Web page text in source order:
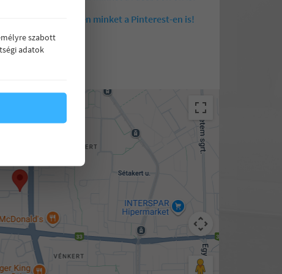
Kövessen minket a Pinterest-en is!
szabott
adatok